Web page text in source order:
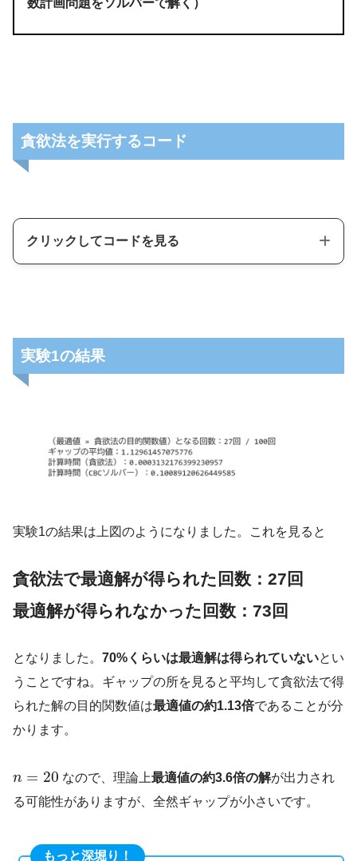
数計画問題をソルバーで解く）
貪欲法を実行するコード
クリックしてコードを見る
import time
def generate_instance(n_elements, m_subsets, prob=0.3
    U
= set(range(n_elements))
    S
= []
    costs
= []
if
not
            subset
. add(random.randint (0, n_elements
        costs
.append random . randint
)
return U, S, costs
def greedy_set_cover(U, S, costs)
# cover_indices: 選ばれた部分集合のインデックスのリス
    start_time
time.time( )
    T
= set
)
    cover_indices
= []
for i in remaining_indices:
            new_elements
= i] - T
if
new_elements
                    best_density
= density
実験1の結果
実験1の結果は上図のようになりました。これを見ると
貪欲法で最適解が得られた回数：27回
最適解が得られなかった回数：73回
となりました。 70%くらいは最適解は得られていないとい
うことですね。ギャップの所を見ると平均して貪欲法で得
られた解の目的関数値は最適値の約1.13倍であることが分
かります。
n = 20 なので、理論上最適値の約3.6倍の解が出力され
る可能性がありますが、全然ギャップが小さいです。
もっと深堀り！